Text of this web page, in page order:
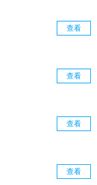
查看
查看
查看
查看